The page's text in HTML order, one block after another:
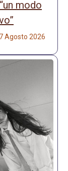
modo
7 Agosto 2026